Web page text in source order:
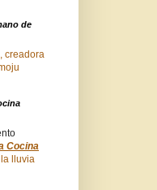
de
creadora
Cocina
lluvia